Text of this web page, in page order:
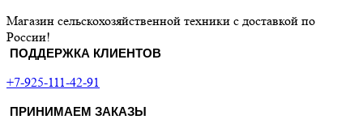
Магазин сельскохозяйственной техники с доставкой по
России!
ПОДДЕРЖКА КЛИЕНТОВ
+7-925-111-42-91
ПРИНИМАЕМ ЗАКАЗЫ